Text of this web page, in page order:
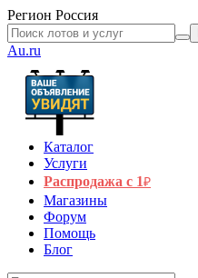
Регион Россия
Au.ru
Каталог
Услуги
Распродажа с 1₽
Магазины
Форум
Помощь
Блог